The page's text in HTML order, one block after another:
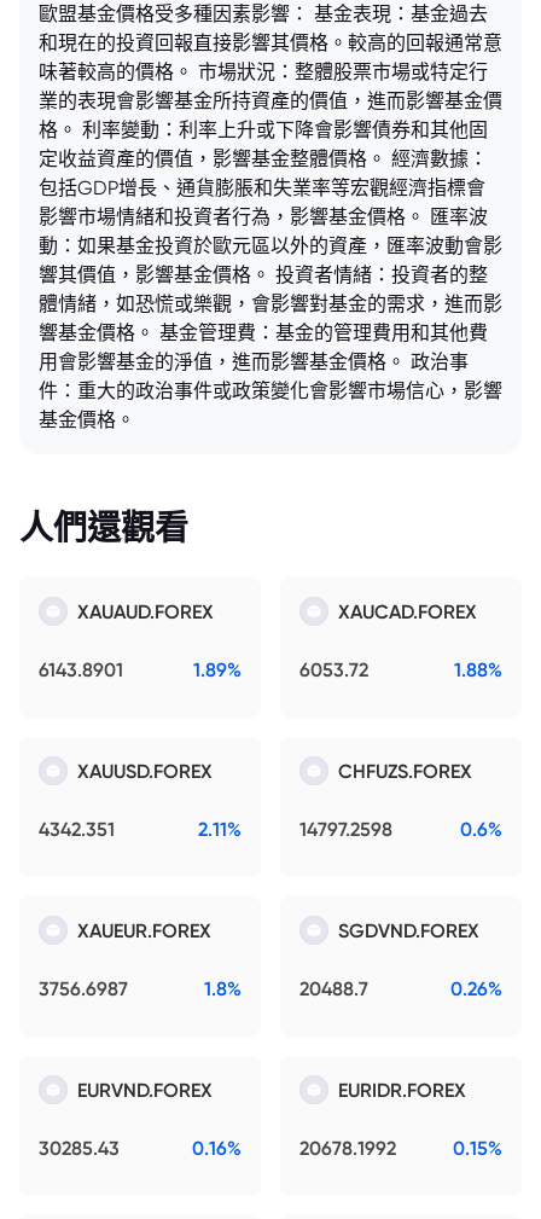
歐盟基金價格受多種因素影響： 基金表現：基金過去
和現在的投資回報直接影響其價格。較高的回報通常意
味著較高的價格。 市場狀況：整體股票市場或特定行
業的表現會影響基金所持資產的價值，進而影響基金價
格。 利率變動：利率上升或下降會影響債券和其他固
定收益資產的價值，影響基金整體價格。 經濟數據：
包括GDP增長、通貨膨脹和失業率等宏觀經濟指標會
影響市場情緒和投資者行為，影響基金價格。 匯率波
動：如果基金投資於歐元區以外的資產，匯率波動會影
響其價值，影響基金價格。 投資者情緒：投資者的整
體情緒，如恐慌或樂觀，會影響對基金的需求，進而影
響基金價格。 基金管理費：基金的管理費用和其他費
用會影響基金的淨值，進而影響基金價格。 政治事
件：重大的政治事件或政策變化會影響市場信心，影響
基金價格。
人們還觀看
XAUAUD.FOREX
6143.8901 1.89%
XAUCAD.FOREX
6053.72 1.88%
XAUUSD.FOREX
4342.351 2.11%
CHFUZS.FOREX
14797.2598 0.6%
XAUEUR.FOREX
3756.6987 1.8%
SGDVND.FOREX
20488.7 0.26%
EURVND.FOREX
30285.43 0.16%
EURIDR.FOREX
20678.1992 0.15%